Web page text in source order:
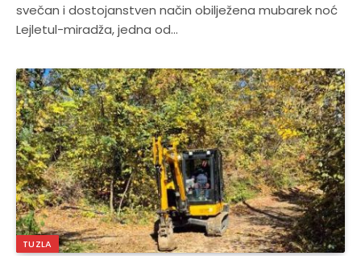
svečan i dostojanstven način obilježena mubarek noć
Lejletul-miradža, jedna od…
TUZLA